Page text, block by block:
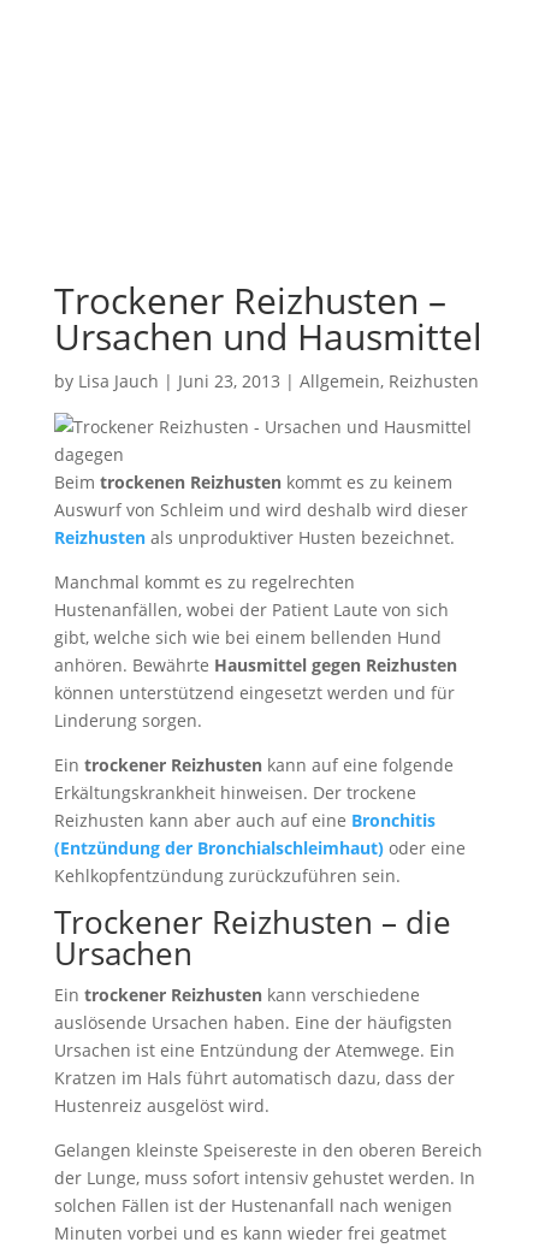
Trockener Reizhusten –
Ursachen und Hausmittel
by Lisa Jauch | Juni 23, 2013 | Allgemein, Reizhusten
Beim trockenen Reizhusten kommt es zu keinem
Auswurf von Schleim und wird deshalb wird dieser
Reizhustenals unproduktiver Husten bezeichnet.
Manchmal kommt es zu regelrechten
Hustenanfällen, wobei der Patient Laute von sich
gibt, welche sich wie bei einem bellenden Hund
anhören. Bewährte Hausmittel gegen Reizhusten
können unterstützend eingesetzt werden und für
Linderung sorgen.
Ein trockener Reizhustenkann auf eine folgende
Erkältungskrankheit hinweisen. Der trockene
Reizhusten kann aber auch auf eine Bronchitis
(Entzündung der Bronchialschleimhaut)oder eine
Kehlkopfentzündung zurückzuführen sein.
Trockener Reizhusten – die
Ursachen
Ein trockener Reizhustenkann verschiedene
auslösende Ursachen haben. Eine der häufigsten
Ursachen ist eine Entzündung der Atemwege. Ein
Kratzen im Hals führt automatisch dazu, dass der
Hustenreiz ausgelöst wird.
Gelangen kleinste Speisereste in den oberen Bereich
der Lunge, muss sofort intensiv gehustet werden. In
solchen Fällen ist der Hustenanfall nach wenigen
Minuten vorbei und es kann wieder frei geatmet